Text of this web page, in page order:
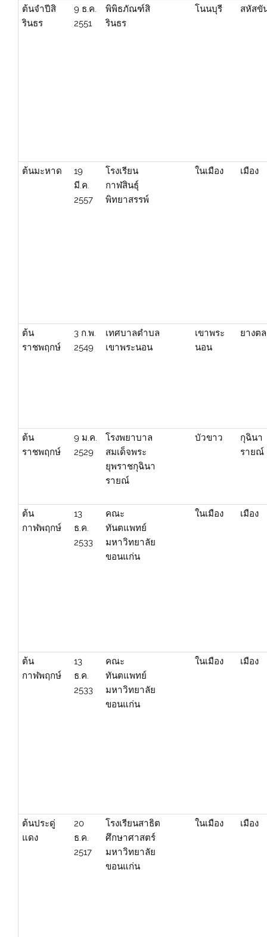
ต้นจำปีสิ
รินธร
9 ธ.ค.
2551
พิพิธภัณฑ์สิ
รินธร
โนนบุรี สหัสขั
ต้นมะหาด
19
มี.ค.
2557
โรงเรียน
กาฬสินธุ์
พิทยาสรรพ์
ในเมือง เมือง
ต้น
ราชพฤกษ์
3 ก.พ.
2549
เทศบาลตำบล
เขาพระนอน
เขาพระ
นอน
ยางต
ต้น
ราชพฤกษ์
9 ม.ค.
2529
โรงพยาบาล
สมเด็จพระ
ยุพราชกุฉินา
รายณ์
บัวขาว
กุฉินา
รายณ์
ต้น
กาฬพฤกษ์
13
ธ.ค.
2533
คณะ
ทันตแพทย์
มหาวิทยาลัย
ขอนแก่น
ในเมือง เมือง
ต้น
กาฬพฤกษ์
13
ธ.ค.
2533
คณะ
ทันตแพทย์
มหาวิทยาลัย
ขอนแก่น
ในเมือง เมือง
ต้นประดู่
แดง
20
ธ.ค.
2517
โรงเรียนสาธิต
ศึกษาศาสตร์
มหาวิทยาลัย
ขอนแก่น
ในเมือง เมือง